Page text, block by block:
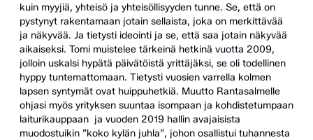
kuin myyjiä, yhteisö ja yhteisöllisyyden tunne. Se, että on
pystynyt rakentamaan jotain sellaista, joka on merkittävää
ja näkyvää. Ja tietysti ideointi ja se, että saa jotain näkyvää
aikaiseksi. Tomi muistelee tärkeinä hetkinä vuotta 2009,
jolloin uskalsi hypätä päivätöistä yrittäjäksi, se oli todellinen
hyppy tuntemattomaan. Tietysti vuosien varrella kolmen
lapsen syntymät ovat huippuhetkiä. Muutto Rantasalmelle
ohjasi myös yrityksen suuntaa isompaan ja kohdistetumpaan
laiturikauppaan ja vuoden 2019 hallin avajaisista
muodostuikin ”koko kylän juhla”, johon osallistui tuhannesta